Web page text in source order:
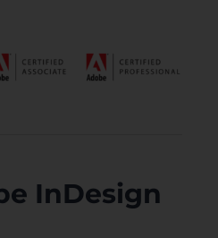
InDesign